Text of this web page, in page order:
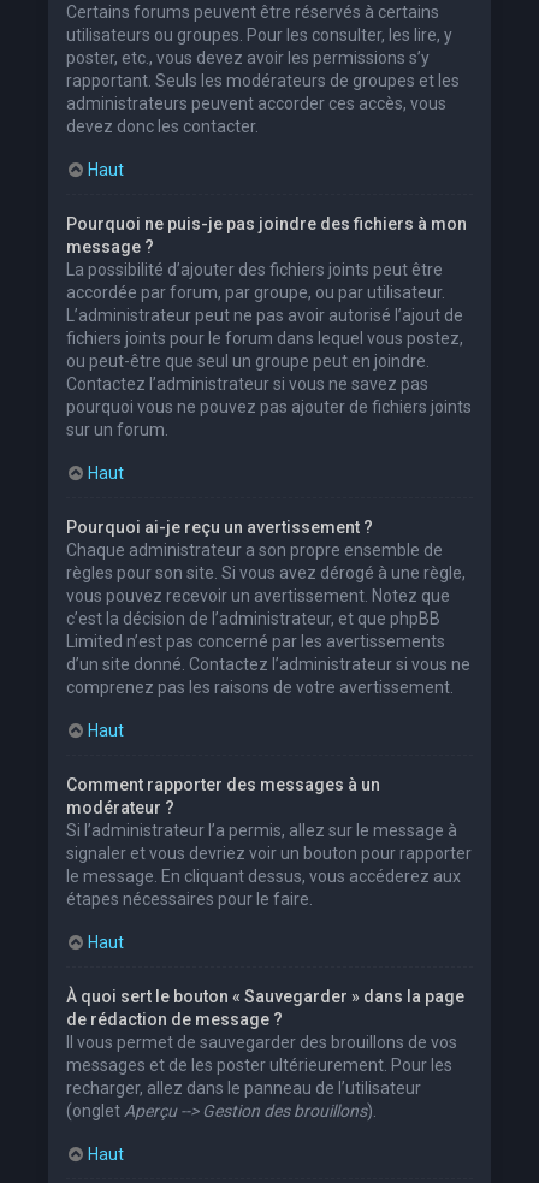
Certains forums peuvent être réservés à certains
utilisateurs ou groupes. Pour les consulter, les lire, y
poster, etc., vous devez avoir les permissions s’y
rapportant. Seuls les modérateurs de groupes et les
administrateurs peuvent accorder ces accès, vous
devez donc les contacter.
Haut
Pourquoi ne puis-je pas joindre des fichiers à mon
message ?
La possibilité d’ajouter des fichiers joints peut être
accordée par forum, par groupe, ou par utilisateur.
L’administrateur peut ne pas avoir autorisé l’ajout de
fichiers joints pour le forum dans lequel vous postez,
ou peut-être que seul un groupe peut en joindre.
Contactez l’administrateur si vous ne savez pas
pourquoi vous ne pouvez pas ajouter de fichiers joints
sur un forum.
Haut
Pourquoi ai-je reçu un avertissement ?
Chaque administrateur a son propre ensemble de
règles pour son site. Si vous avez dérogé à une règle,
vous pouvez recevoir un avertissement. Notez que
c’est la décision de l’administrateur, et que phpBB
Limited n’est pas concerné par les avertissements
d’un site donné. Contactez l’administrateur si vous ne
comprenez pas les raisons de votre avertissement.
Haut
Comment rapporter des messages à un
modérateur ?
Si l’administrateur l’a permis, allez sur le message à
signaler et vous devriez voir un bouton pour rapporter
le message. En cliquant dessus, vous accéderez aux
étapes nécessaires pour le faire.
Haut
À quoi sert le bouton « Sauvegarder » dans la page
de rédaction de message ?
Il vous permet de sauvegarder des brouillons de vos
messages et de les poster ultérieurement. Pour les
recharger, allez dans le panneau de l’utilisateur
(onglet Aperçu --> Gestion des brouillons).
Haut